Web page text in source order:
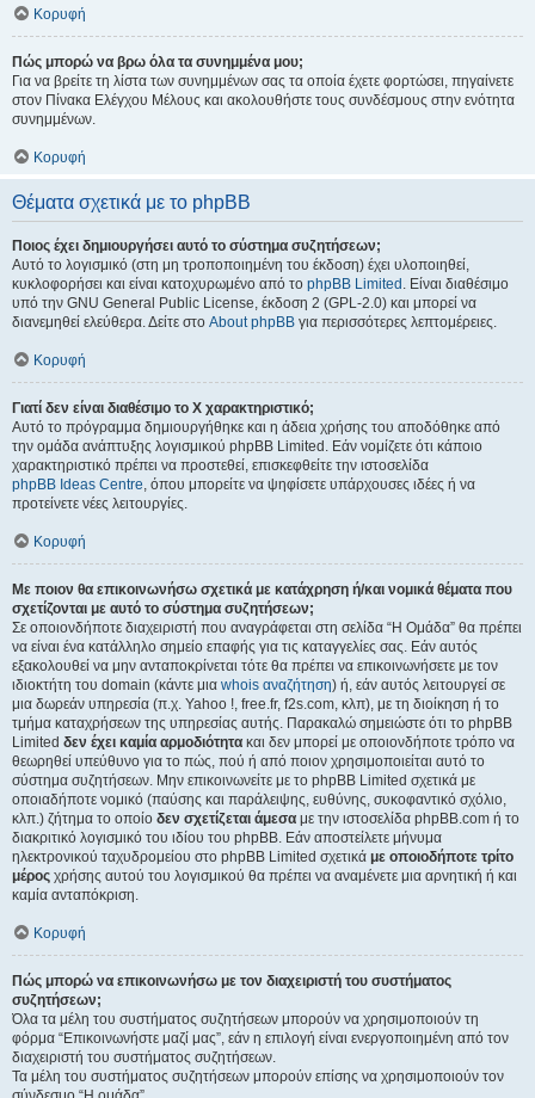
Κορυφή
Πώς μπορώ να βρω όλα τα συνημμένα μου;
Για να βρείτε τη λίστα των συνημμένων σας τα οποία έχετε φορτώσει, πηγαίνετε
στον Πίνακα Ελέγχου Μέλους και ακολουθήστε τους συνδέσμους στην ενότητα
συνημμένων.
Κορυφή
Θέματα σχετικά με το phpBB
Ποιος έχει δημιουργήσει αυτό το σύστημα συζητήσεων;
Αυτό το λογισμικό (στη μη τροποποιημένη του έκδοση) έχει υλοποιηθεί,
κυκλοφορήσει και είναι κατοχυρωμένο από το phpBB Limited . Είναι διαθέσιμο
υπό την GNU General Public License, έκδοση 2 (GPL-2.0) και μπορεί να
διανεμηθεί ελεύθερα. Δείτε στο About phpBB για περισσότερες λεπτομέρειες.
Κορυφή
Γιατί δεν είναι διαθέσιμο το Χ χαρακτηριστικό;
Αυτό το πρόγραμμα δημιουργήθηκε και η άδεια χρήσης του αποδόθηκε από
την ομάδα ανάπτυξης λογισμικού phpBB Limited. Εάν νομίζετε ότι κάποιο
χαρακτηριστικό πρέπει να προστεθεί, επισκεφθείτε την ιστοσελίδα
phpBB Ideas Centre, όπου μπορείτε να ψηφίσετε υπάρχουσες ιδέες ή να
προτείνετε νέες λειτουργίες.
Κορυφή
Με ποιον θα επικοινωνήσω σχετικά με κατάχρηση ή/και νομικά θέματα που
σχετίζονται με αυτό το σύστημα συζητήσεων;
Σε οποιονδήποτε διαχειριστή που αναγράφεται στη σελίδα “Η Ομάδα” θα πρέπει
να είναι ένα κατάλληλο σημείο επαφής για τις καταγγελίες σας. Εάν αυτός
εξακολουθεί να μην ανταποκρίνεται τότε θα πρέπει να επικοινωνήσετε με τον
ιδιοκτήτη του domain (κάντε μια whois αναζήτηση) ή, εάν αυτός λειτουργεί σε
μια δωρεάν υπηρεσία (π.χ. Yahoo !, free.fr, f2s.com, κλπ), με τη διοίκηση ή το
τμήμα καταχρήσεων της υπηρεσίας αυτής. Παρακαλώ σημειώστε ότι το phpBB
Limited δεν έχει καμία αρμοδιότητα και δεν μπορεί με οποιονδήποτε τρόπο να
θεωρηθεί υπεύθυνο για το πώς, πού ή από ποιον χρησιμοποιείται αυτό το
σύστημα συζητήσεων. Μην επικοινωνείτε με το phpBB Limited σχετικά με
οποιαδήποτε νομικό (παύσης και παράλειψης, ευθύνης, συκοφαντικό σχόλιο,
κλπ.) ζήτημα το οποίο δεν σχετίζεται άμεσα με την ιστοσελίδα phpBB.com ή το
διακριτικό λογισμικό του ιδίου του phpBB. Εάν αποστείλετε μήνυμα
ηλεκτρονικού ταχυδρομείου στο phpBB Limited σχετικά με οποιοδήποτε τρίτο
μέρος χρήσης αυτού του λογισμικού θα πρέπει να αναμένετε μια αρνητική ή και
καμία ανταπόκριση.
Κορυφή
Πώς μπορώ να επικοινωνήσω με τον διαχειριστή του συστήματος
συζητήσεων;
Όλα τα μέλη του συστήματος συζητήσεων μπορούν να χρησιμοποιούν τη
φόρμα “Επικοινωνήστε μαζί μας”, εάν η επιλογή είναι ενεργοποιημένη από τον
διαχειριστή του συστήματος συζητήσεων.
Τα μέλη του συστήματος συζητήσεων μπορούν επίσης να χρησιμοποιούν τον